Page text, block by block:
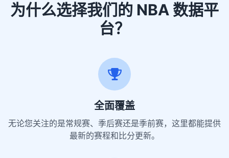
为什么选择我们的 NBA 数据平
台？
全面覆盖
无论您关注的是常规赛、季后赛还是季前赛，这里都能提供
最新的赛程和比分更新。